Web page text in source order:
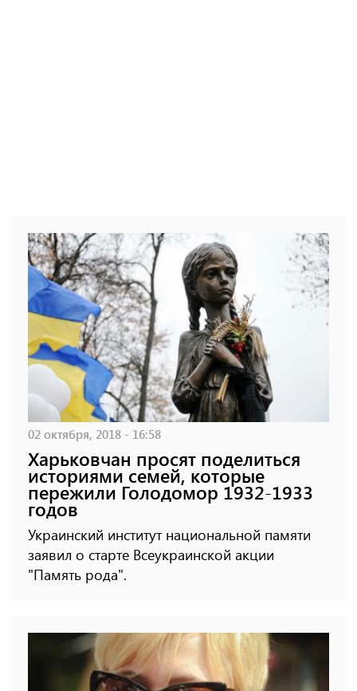
02 октября, 2018 - 16:58
Харьковчан просят поделиться
историями семей, которые
пережили Голодомор 1932-1933
годов
Украинский институт национальной памяти
заявил о старте Всеукраинской акции
"Память рода".